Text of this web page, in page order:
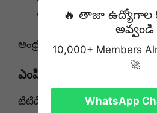
ఇంటర్వ్యూ
ఆంధ్రప్రదేశ్ ప్రభుత్వ రిజర్వేషన్
ఎంపికైన విద్యార్థులకు లభించే
టిటిడి శిల్ప కళాశాలలో ఎంపికైన
🔥 తాజా ఉద్యోగాల
అవ్వండి
10,000+ Members
🚀
WhatsApp